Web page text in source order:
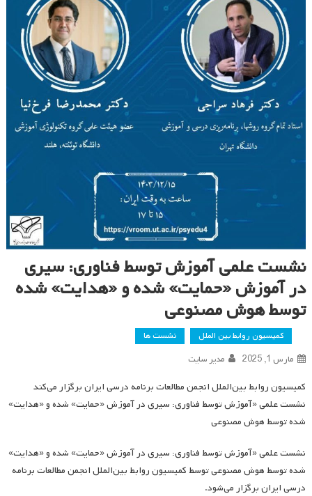
نشست علمی آموزش توسط فناوری: سیری
در آموزش «حمایت» شده و «هدایت» شده
توسط هوش مصنوعی
کمیسیون روابط بین الملل نشست ها
مارس 1, 2025 مدیر سایت
کمیسیون روابط بین‌الملل انجمن مطالعات برنامه درسی ایران برگزار می‌کند
نشست علمی «آموزش توسط فناوری: سیری در آموزش «حمایت» شده و «هدایت»
شده توسط هوش مصنوعی
نشست علمی «آموزش توسط فناوری: سیری در آموزش «حمایت» شده و «هدایت»
شده توسط هوش مصنوعی توسط کمیسیون روابط بین‌الملل انجمن مطالعات برنامه
درسی ایران برگزار می‌شود.